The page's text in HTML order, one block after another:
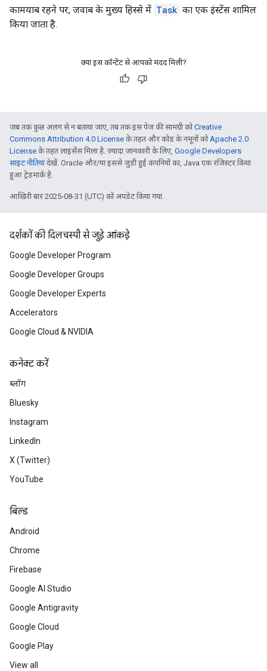
कामयाब रहने पर, जवाब के मुख्य हिस्से में Task का एक इंस्टेंस शामिल
किया जाता है.
क्या इस कॉन्टेंट से आपको मदद मिली?
जब तक कुछ अलग से न बताया जाए, तब तक इस पेज की सामग्री कोCreative
Commons Attribution 4.0 License के तहत और कोड के नमूनों कोApache 2.0
License के तहत लाइसेंस मिला है. ज़्यादा जानकारी के लिए, Google Developers
साइट नीतियांदेखें. Oracle और/या इससे जुड़ी हुई कंपनियों का, Java एक रजिस्टर किया
हुआ ट्रेडमार्क है.
आखिरी बार 2025-08-31 (UTC) को अपडेट किया गया.
दर्शकों की दिलचस्पी से जुड़े आंकड़े
Google Developer Program
Google Developer Groups
Google Developer Experts
Accelerators
Google Cloud & NVIDIA
कनेक्ट करें
ब्लॉग
Bluesky
Instagram
LinkedIn
X (Twitter)
YouTube
बिल्ड
Android
Chrome
Firebase
Google AI Studio
Google Antigravity
Google Cloud
Google Play
View all